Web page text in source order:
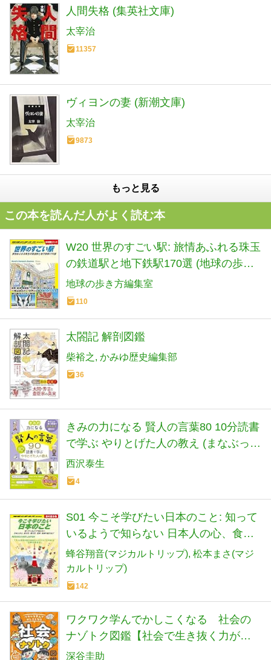
人間失格 (集英社文庫)
太宰治
11357
ヴィヨンの妻 (新潮文庫)
太宰治
9873
もっと見る
この本を読んだ人がよく読む本
W20 世界のすごい駅: 旅情あふれる珠玉
の鉄道駅と地下鉄駅170選 (地球の歩き
方BOOKS W 20)
地球の歩き方編集室
110
太閤記 解剖図鑑
柴裕之 かみゆ歴史編集部
36
きみの力になる 賢人の言葉80 10分読書
で学ぶ やりとげた人の教え (まなぶっ
く)
西沢泰生
4
S01 今こそ学びたい日本のこと: 知って
いるようで知らない 日本人の心、食文
化、職文化、信仰、地域の魅力など (地
球の歩き方BOOKS)
蜂谷翔音(マジカルトリップ) 松本まさ(マジ
カルトリップ)
142
ワクワク学んでかしこくなる 社会の
ナゾトク図鑑【社会で生き抜く力が育
つ！ 社会科の勉強に夢中になる！】
深谷圭助